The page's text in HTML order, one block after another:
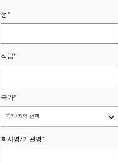
성*
직급*
국가*
국가/지역 선택
회사명/기관명*